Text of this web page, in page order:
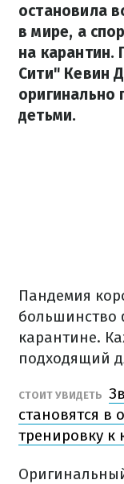
остановила
в мире, а
на карантин.
Сити" Кевин
оригинально
детьми.
Пандемия
большинство
карантине.
подходящий
СТОИТ УВИДЕТЬ
становятся в
тренировку